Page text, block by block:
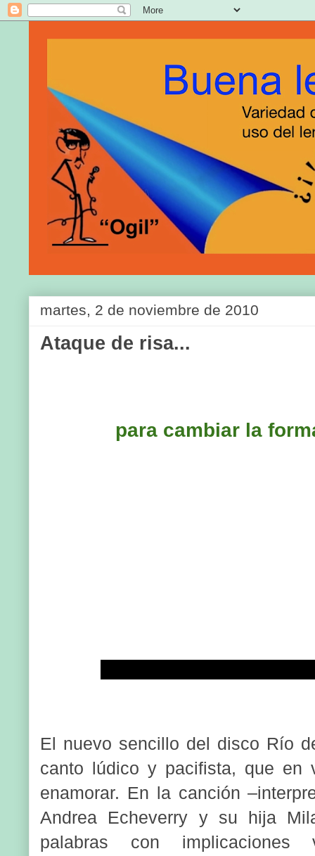
martes, 2 de noviembre de 2010
Ataque de risa...
para cambiar la
El nuevo sencillo del disco Río
canto lúdico y pacifista, que en
enamorar. En la canción
Andrea Echeverry y su hija
palabras con implicaciones